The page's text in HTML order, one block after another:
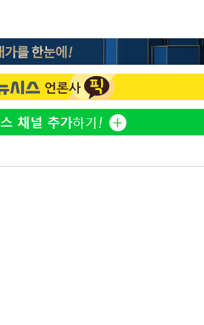
"바지 벗고 앞뒤
다"…탈북민 김
검사 수치심 회상
2
다"…707 출신
3
"신약 찾자"…정
바이오
4